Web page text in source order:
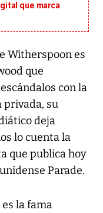
que marca
Witherspoon es
que
con la
privada, su
deja
lo cuenta la
que publica hoy
Parade.
la fama